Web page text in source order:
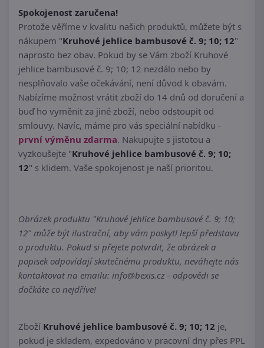
Spokojenost zaručena!
Protože věříme v kvalitu našich produktů, můžete být s
nákupem "Kruhové jehlice bambusové č. 9; 10; 12"
naprosto bez obav. Pokud by se Vám zboží Kruhové
jehlice bambusové č. 9; 10; 12 nezdálo nebo by
nesplňovalo vaše očekávání, není důvod k obavám.
Nabízíme možnost vrátit zboží do 14 dnů od doručení a
buď ho vyměnit za jiné zboží, nebo odstoupit od
smlouvy. Navíc, máme pro vás speciální nabídku -
první výměnu zdarma. Nakupujte s jistotou a
vyzkoušejte "Kruhové jehlice bambusové č. 9; 10;
12" s klidem. Vaše spokojenost je naší prioritou.
Obrázek produktu "Kruhové jehlice bambusové č. 9; 10;
12" může být ilustrační, aby vám poskytl lepší představu
o produktu. Pokud si přejete potvrdit, že obrázek a
popisek odpovídají skutečnému produktu, neváhejte nás
kontaktovat na emailu: info@bexis.cz - odpovědi se
dočkáte co nejdříve!
Zboží Kruhové jehlice bambusové č. 9; 10; 12 je,
pokud je skladem, expedováno v pracovní dny přes PPL